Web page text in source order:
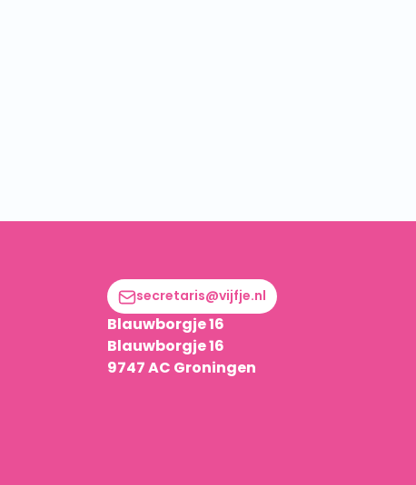
secretaris@vijfje.nl
Blauwborgje 16
Blauwborgje 16
9747 AC Groningen